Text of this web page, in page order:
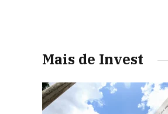
Mais de Invest